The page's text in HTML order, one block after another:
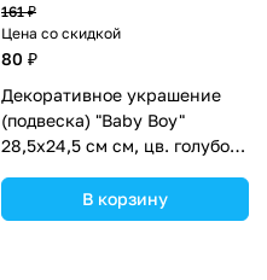
161 ₽
Цена со скидкой
80 ₽
Декоративное украшение
(подвеска) "Baby Boy"
28,5х24,5 см см, цв. голубой
В корзину